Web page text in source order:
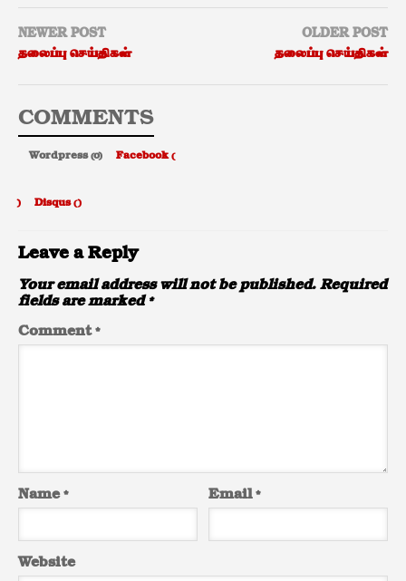
NEWER POST
தலைப்பு செய்திகள்
OLDER POST
தலைப்பு செய்திகள்
COMMENTS
Wordpress (0) Facebook (
) Disqus ( )
Leave a Reply
Your email address will not be published. Required
fields are marked *
Comment*
Name* Email*
Website